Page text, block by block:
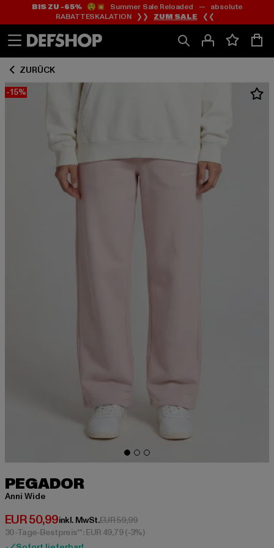
Zum
Inhalt
springen
Zum
Fußzeile
springen
BIS ZU -65%😲💥 Summer Sale Reloaded — absolute
RABATTESKALATION ❯❯ ZUM SALE ❮❮
ZURÜCK
-15%
PEGADOR
Anni Wide
EUR 50,99
Derzeitiger Preis: EUR 50,99
inkl. MwSt.EUR 59,99Aktionspreis: EUR 59,99
30-Tage-Bestpreis**: EUR 49,79(-3%)